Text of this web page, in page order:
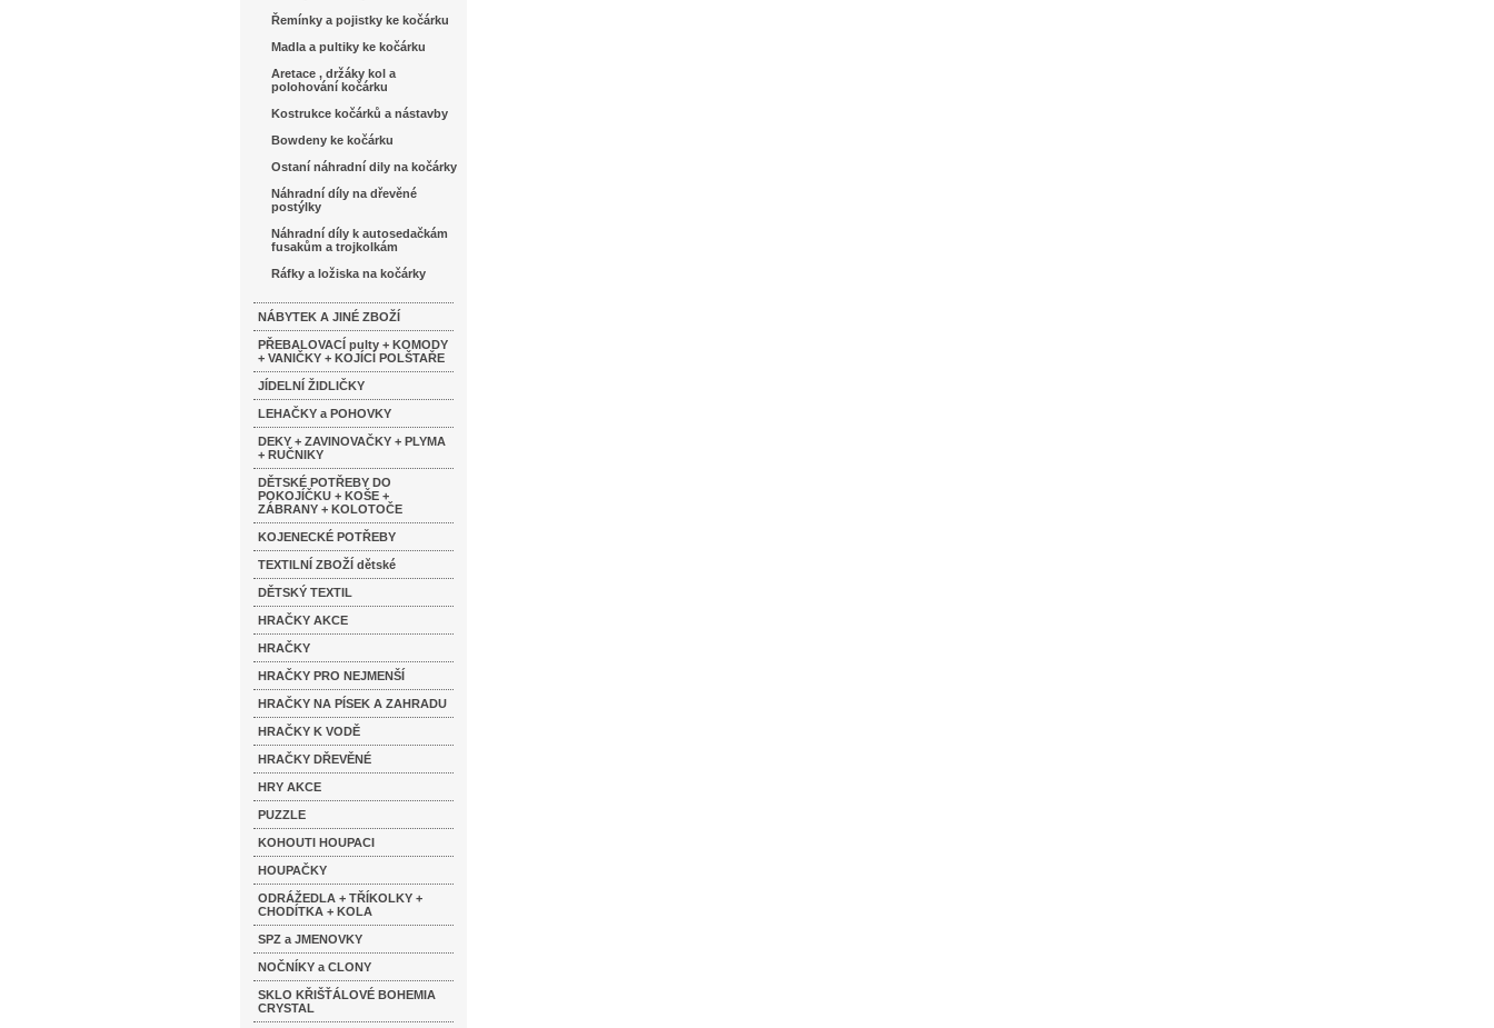
Řemínky a pojistky ke kočárku
Madla a pultiky ke kočárku
Aretace , držáky kol a
polohování kočárku
Kostrukce kočárků a nástavby
Bowdeny ke kočárku
Ostaní náhradní dily na kočárky
Náhradní díly na dřevěné
postýlky
Náhradní díly k autosedačkám
fusakům a trojkolkám
Ráfky a ložiska na kočárky
NÁBYTEK A JINÉ ZBOŽÍ
PŘEBALOVACÍ pulty + KOMODY
+ VANIČKY + KOJÍCÍ POLŠTAŘE
JÍDELNÍ ŽIDLIČKY
LEHAČKY a POHOVKY
DEKY + ZAVINOVAČKY + PLYMA
+ RUČNIKY
DĚTSKÉ POTŘEBY DO
POKOJÍČKU + KOŠE +
ZÁBRANY + KOLOTOČE
KOJENECKÉ POTŘEBY
TEXTILNÍ ZBOŽÍ dětské
DĚTSKÝ TEXTIL
HRAČKY AKCE
HRAČKY
HRAČKY PRO NEJMENŠÍ
HRAČKY NA PÍSEK A ZAHRADU
HRAČKY K VODĚ
HRAČKY DŘEVĚNÉ
HRY AKCE
PUZZLE
KOHOUTI HOUPACI
HOUPAČKY
ODRÁŽEDLA + TŘÍKOLKY +
CHODÍTKA + KOLA
SPZ a JMENOVKY
NOČNÍKY a CLONY
SKLO KŘIŠŤÁLOVÉ BOHEMIA
CRYSTAL